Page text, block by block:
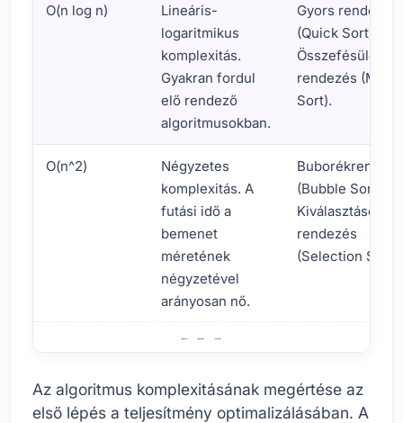
O(n log n)
Lineáris-
logaritmikus
komplexitás.
Gyakran fordul
elő rendező
algoritmusokban.
Gyors rendezés
(Quick Sort),
Összefésülő
rendezés
Sort).
O(n^2)
Négyzetes
komplexitás. A
futási idő a
bemenet
méretének
négyzetével
arányosan nő.
(Bubble Sort),
Kiválasztásos
rendezés
(Selection Sort).
Az algoritmus komplexitásának megértése az
első lépés a teljesítmény optimalizálásában. A